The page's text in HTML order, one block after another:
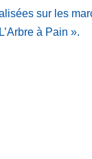
sur les
à Pain ».